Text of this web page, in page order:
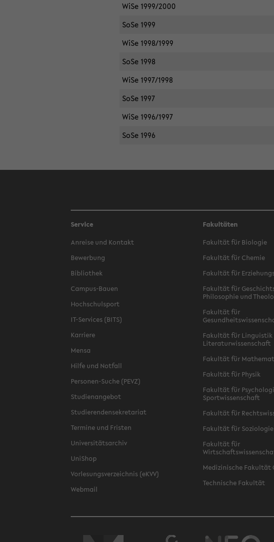
WiSe 1999/2000
SoSe 1999
WiSe 1998/1999
SoSe 1998
WiSe 1997/1998
SoSe 1997
WiSe 1996/1997
SoSe 1996
Service
Anreise und Kontakt
Bewerbung
Bibliothek
Campus-Bauen
Hochschulsport
IT-Services (BITS)
Karriere
Mensa
Hilfe und Notfall
Personen-Suche (PEVZ)
Studienangebot
Studierendensekretariat
Termine und Fristen
Universitätsarchiv
UniShop
Vorlesungsverzeichnis (eKVV)
Webmail
Fakultäten
Fakultät für Biologie
Fakultät für Chemie
Fakultät für
Fakultät für
Philosophie und
Fakultät für
Fakultät für Linguistik
Literaturwissenschaft
Fakultät für
Fakultät für Physik
Fakultät für
Sportwissenschaft
Fakultät für
Fakultät für Soziologie
Fakultät für
Medizinische Fakultät
Technische Fakultät